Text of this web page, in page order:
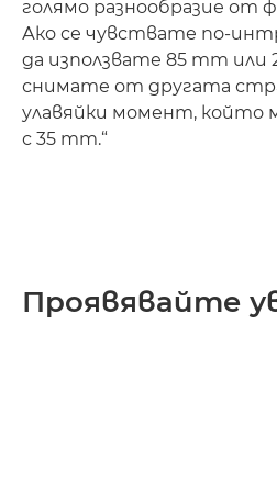
голямо разнообразие от
Ако се чувствате по-
да използвате 85 mm или
снимате от другата
улавяйки момент, който
с 35 mm.“
Проявявайте